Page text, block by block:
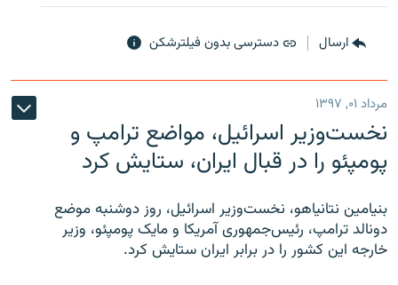
ارسال دسترسی بدون فیلترشکن
مرداد ۰۱, ۱۳۹۷
نخست‌وزیر اسرائیل، مواضع ترامپ و
پومپئو را در قبال ایران، ستایش کرد
بنیامین نتانیاهو، نخست‌وزیر اسرائیل، روز دوشنبه موضع
دونالد ترامپ، رئیس‌جمهوری آمریکا و مایک پومپئو، وزیر
خارجه این کشور را در برابر ایران ستایش کرد.